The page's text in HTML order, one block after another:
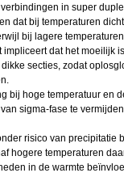
in super
dat bij temperaturen
bij lagere
dat het moeilijk
secties, zodat
bij hoge temperatuur en
sigma-fase te
risico van precipitatie
hogere temperaturen
in de warmte